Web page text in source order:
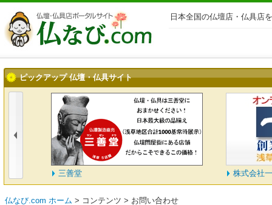
日本全国の仏壇店・仏具店
ピックアップ 仏壇・仏具サイト
三善堂 株式会社一
仏なび.com ホーム > コンテンツ > お問い合わせ